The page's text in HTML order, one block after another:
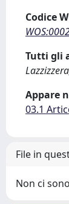
Codice
Tutti gli
Appare
03.1
File in
Non ci